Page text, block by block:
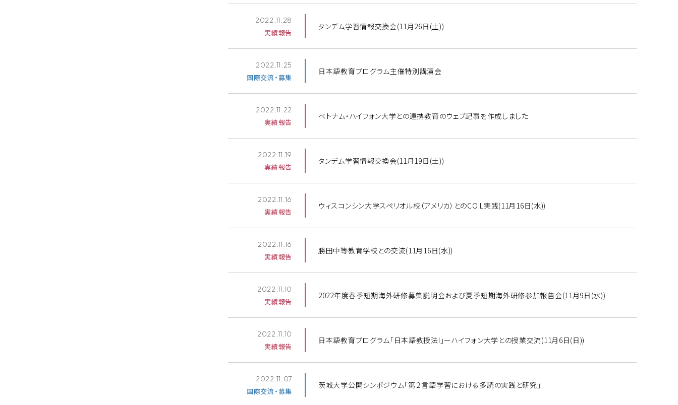
2022.11.28
実績報告
タンデム学習情報交換会(11月26日(土))
2022.11.25
国際交流・募集
日本語教育プログラム主催特別講演会
2022.11.22
実績報告
ベトナム・ハイフォン大学との連携教育のウェブ記事を作成しました
2022.11.19
実績報告
タンデム学習情報交換会(11月19日(土))
2022.11.16
実績報告
ウィスコンシン大学スペリオル校（アメリカ）とのCOIL実践(11月16日(水))
2022.11.16
実績報告
勝田中等教育学校との交流(11月16日(水))
2022.11.10
実績報告
2022年度春季短期海外研修募集説明会および夏季短期海外研修参加報告会(11月9日(水))
2022.11.10
実績報告
日本語教育プログラム「日本語教授法I」ーハイフォン大学との授業交流(11月6日(日))
2022.11.07
国際交流・募集
茨城大学公開シンポジウム「第２言語学習における多読の実践と研究」